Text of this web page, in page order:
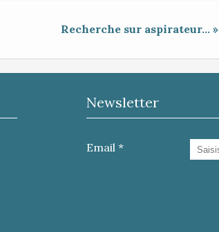
Recherche sur aspirateur... »
Newsletter
Email